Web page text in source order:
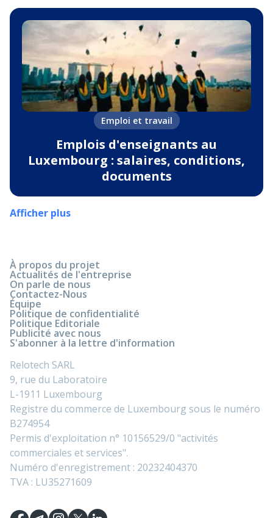
Emploi et travail
Emplois d'enseignants au
Luxembourg : salaires, conditions,
documents
Afficher plus
À propos du projet
Actualités de l'entreprise
On parle de nous
Contactez-Nous
Équipe
Politique de confidentialité
Politique Editoriale
Publicité avec nous
S'abonner à la lettre d'information
Relotech SARL
9, rue du Laboratoire
L-1911 Luxembourg
Registre du commerce de Luxembourg sous le numéro
B274954
Permis d'exploitation n° 10156529/0 "activités
commerciales et services".
Numéro d'enregistrement : 20232404370
TVA : LU35271609